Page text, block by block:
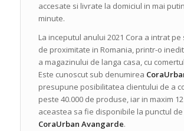
accesate si livrate la domiciul in mai
minute.
La inceputul anului 2021 Cora a intrat pe
de proximitate in Romania, printr-o
a magazinului de langa casa, cu
Este cunoscut sub denumirea
presupune posibilitatea clientului de a
peste 40.000 de produse, iar in maxim
aceastea sa fie disponibile la punctul
CoraUrban Avangarde.